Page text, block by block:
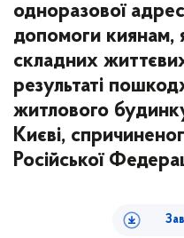
одноразової
допомоги киянам,
складних
результаті
житлового
Києві,
Російської